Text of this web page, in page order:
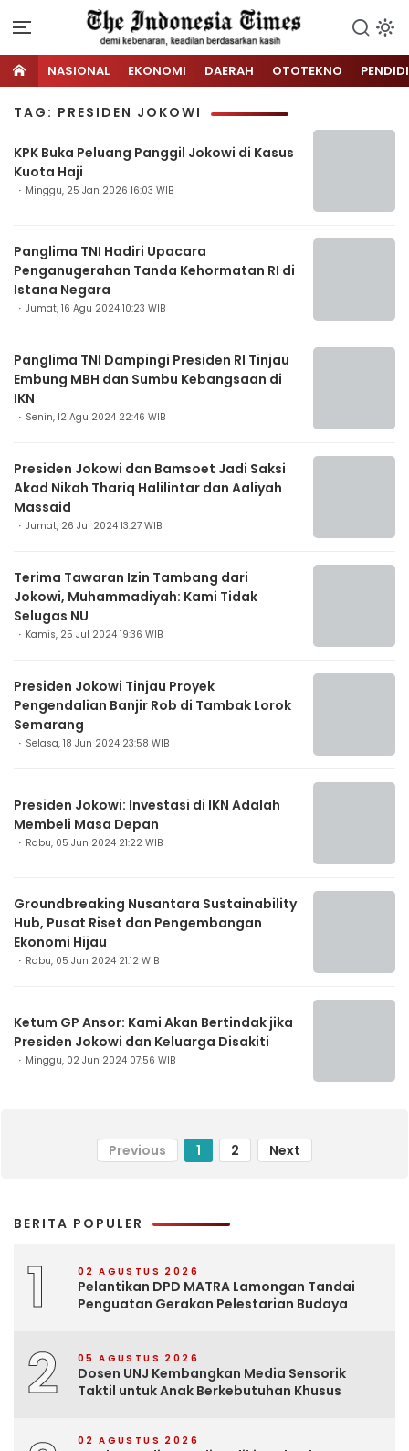
NASIONAL EKONOMI DAERAH OTOTEKNO
TAG: PRESIDEN JOKOWI
KPK Buka Peluang Panggil Jokowi di Kasus
Kuota Haji
Minggu, 25 Jan 2026 16:03 WIB
Panglima TNI Hadiri Upacara
Penganugerahan Tanda Kehormatan RI di
Istana Negara
Jumat, 16 Agu 2024 10:23 WIB
Panglima TNI Dampingi Presiden RI Tinjau
Embung MBH dan Sumbu Kebangsaan di
IKN
Senin, 12 Agu 2024 22:46 WIB
Presiden Jokowi dan Bamsoet Jadi Saksi
Akad Nikah Thariq Halilintar dan Aaliyah
Massaid
Jumat, 26 Jul 2024 13:27 WIB
Terima Tawaran Izin Tambang dari
Jokowi, Muhammadiyah: Kami Tidak
Selugas NU
Kamis, 25 Jul 2024 19:36 WIB
Presiden Jokowi Tinjau Proyek
Pengendalian Banjir Rob di Tambak Lorok
Semarang
Selasa, 18 Jun 2024 23:58 WIB
Presiden Jokowi: Investasi di IKN Adalah
Membeli Masa Depan
Rabu, 05 Jun 2024 21:22 WIB
Groundbreaking Nusantara Sustainability
Hub, Pusat Riset dan Pengembangan
Ekonomi Hijau
Rabu, 05 Jun 2024 21:12 WIB
Ketum GP Ansor: Kami Akan Bertindak jika
Presiden Jokowi dan Keluarga Disakiti
Minggu, 02 Jun 2024 07:56 WIB
Previous 1 2 Next
BERITA POPULER
1 02 AGUSTUS 2026
Pelantikan DPD MATRA Lamongan Tandai
Penguatan Gerakan Pelestarian Budaya
2 05 AGUSTUS 2026
Dosen UNJ Kembangkan Media Sensorik
Taktil untuk Anak Berkebutuhan Khusus
02 AGUSTUS 2026